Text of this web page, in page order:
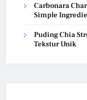
Carbonara
Simple
Puding Chia
Tekstur Unik